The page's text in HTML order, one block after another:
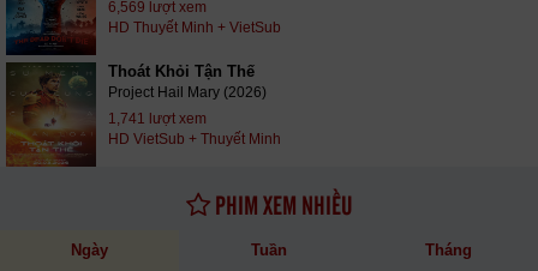
6,569 lượt xem
HD Thuyết Minh + VietSub
Thoát Khỏi Tận Thế
Project Hail Mary (2026)
1,741 lượt xem
HD VietSub + Thuyết Minh
PHIM XEM NHIỀU
Ngày Tuần Tháng